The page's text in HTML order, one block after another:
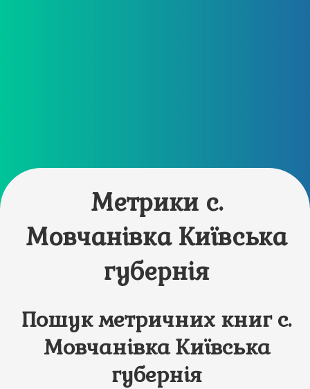
Метрики с.
Мовчанівка Київська
губернія
Пошук метричних книг с.
Мовчанівка Київська
губернія